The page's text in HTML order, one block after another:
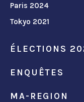
Paris 2024
Tokyo 2021
ÉLECTIONS
ENQUÊTES
MA-REGION